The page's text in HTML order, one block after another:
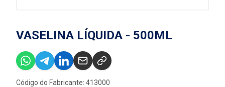
VASELINA LÍQUIDA - 500ML
Código do Fabricante: 413000